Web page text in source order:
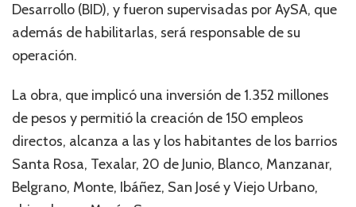
Desarrollo (BID), y fueron supervisadas por AySA, que
además de habilitarlas, será responsable de su
operación.
La obra, que implicó una inversión de 1.352 millones
de pesos y permitió la creación de 150 empleos
directos, alcanza a las y los habitantes de los barrios
Santa Rosa, Texalar, 20 de Junio, Blanco, Manzanar,
Belgrano, Monte, Ibáñez, San José y Viejo Urbano,